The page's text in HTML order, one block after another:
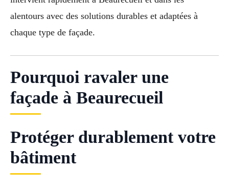
alentours avec des solutions durables et adaptées à
chaque type de façade.
Pourquoi ravaler une
façade à Beaurecueil
Protéger durablement votre
bâtiment